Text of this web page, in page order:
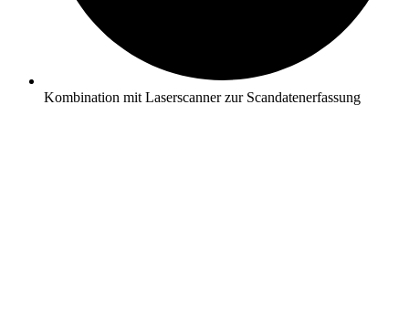
Kombination mit Laserscanner zur Scandatenerfassung